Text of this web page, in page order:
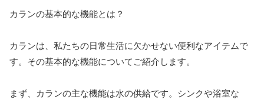
カランの基本的な機能とは？
カランは、私たちの日常生活に欠かせない便利なアイテムで
す。その基本的な機能についてご紹介します。
まず、カランの主な機能は水の供給です。シンクや浴室な